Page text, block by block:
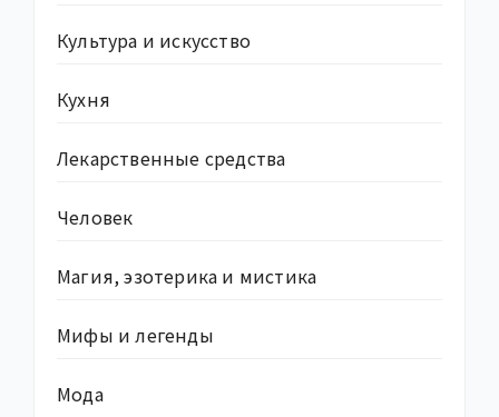
Культура и искусство
Кухня
Лекарственные средства
Человек
Магия, эзотерика и мистика
Мифы и легенды
Мода